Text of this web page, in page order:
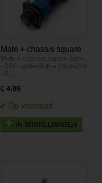
Male + chassis square
base - 24V -
waterdichte connector -
Male + chassis square base
- 24V - waterdichte connector
- 6…
€ 4,95
IN WINKELWAGEN